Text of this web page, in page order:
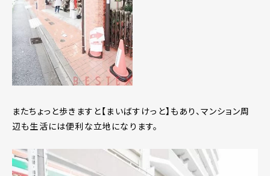
またちょっと歩きますと【まいばすけっと】もあり、マンション周
辺も生活には便利な立地になります。